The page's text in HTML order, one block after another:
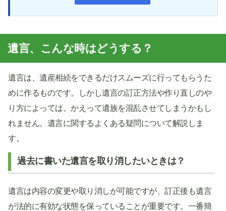
遺言、こんな時はどうする？
遺言は、遺産相続をできるだけスムーズに行ってもらうた
めに作るものです。しかし遺言の訂正方法や作り直しのや
り方によっては、かえって遺族を混乱させてしまうかもし
れません。遺言に関するよくある疑問について解説しま
す。
過去に書いた遺言を取り消したいときは？
遺言は内容の変更や取り消しが可能ですが、訂正後も遺言
が法的に有効な状態を保っていることが重要です。一番簡